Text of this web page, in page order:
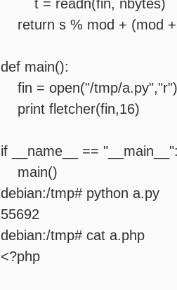
t = readn(fin, nbytes)
return s % mod + (mod
def main():
fin = open("/tmp/
print fletcher(fin,16)
if __name__ ==
main()
debian:/tmp# python a.py
55692
debian:/tmp# cat a.php
<?php